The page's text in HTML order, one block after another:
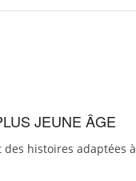
JEUNE ÂGE
histoires adaptées à